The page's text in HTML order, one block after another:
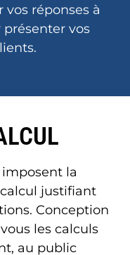
réponses à
présenter vos
la
justifiant
Conception
les calculs
au public